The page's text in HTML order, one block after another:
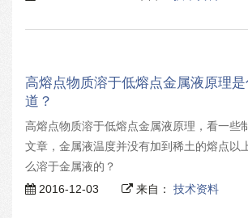
高熔点物质溶于低熔点金属液原理
道？
高熔点物质溶于低熔点金属液原理，看一些
文章，金属液温度并没有加到稀土的熔点以
么溶于金属液的？
2016-12-03
来自： 技术资料